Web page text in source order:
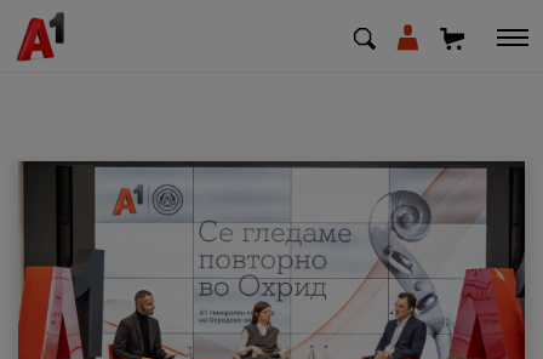
МК SQ
Приватни Деловни